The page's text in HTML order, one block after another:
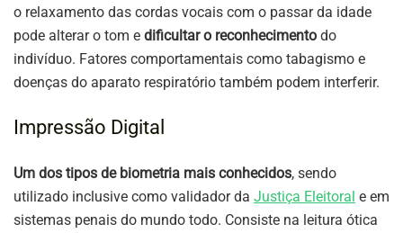
o relaxamento das cordas vocais com o passar da idade
pode alterar o tom e dificultar o reconhecimento do
indivíduo. Fatores comportamentais como tabagismo e
doenças do aparato respiratório também podem interferir.
Impressão Digital
Um dos tipos de biometria mais conhecidos, sendo
utilizado inclusive como validador da Justiça Eleitoral e em
sistemas penais do mundo todo. Consiste na leitura ótica